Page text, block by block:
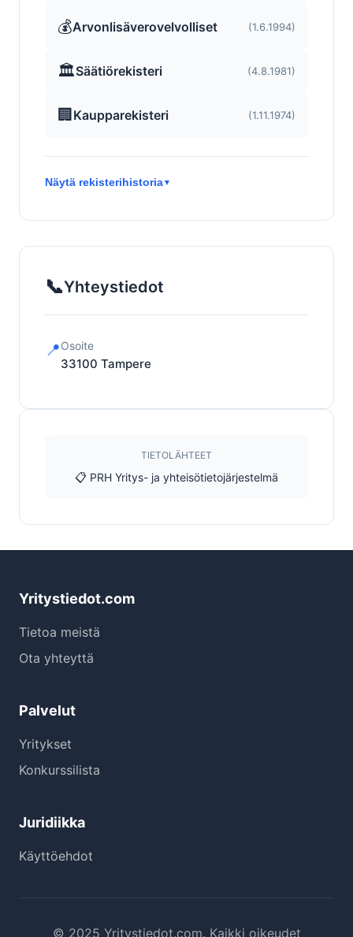
💰Arvonlisäverovelvolliset (1.6.1994)
🏛️Säätiörekisteri (4.8.1981)
🏢 Kaupparekisteri (1.11.1974)
Näytä rekisterihistoria▼
📞Yhteystiedot
📍Osoite
33100 Tampere
TIETOLÄHTEET
📋 PRH Yritys- ja yhteisötietojärjestelmä
Yritystiedot.com
Tietoa meistä
Ota yhteyttä
Palvelut
Yritykset
Konkurssilista
Juridiikka
Käyttöehdot
© 2025 Yritystiedot.com. Kaikki oikeudet